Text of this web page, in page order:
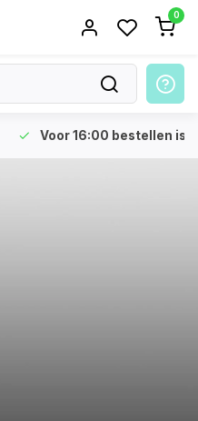
0
Voor 16:00 bestellen is